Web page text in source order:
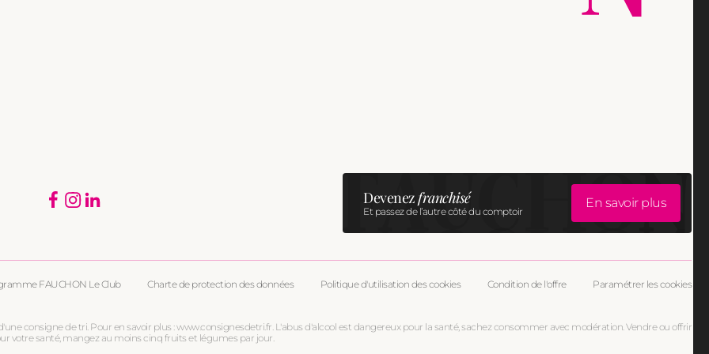
fr.general.social.links.linkedin
Devenezfranchisé
Et passez de l’autre côté du comptoir
En savoir plus
FAUCHON Le Club Charte de protection des données Politique d'utilisation des cookies Condition de l'offre Paramétrer les cookies
consigne de tri. Pour en savoir plus : www.consignesdetri.fr. L'abus d'alcool est dangereux pour la santé, sachez consommer avec modération. Vendre ou offrir
votre santé, mangez au moins cinq fruits et légumes par jour.